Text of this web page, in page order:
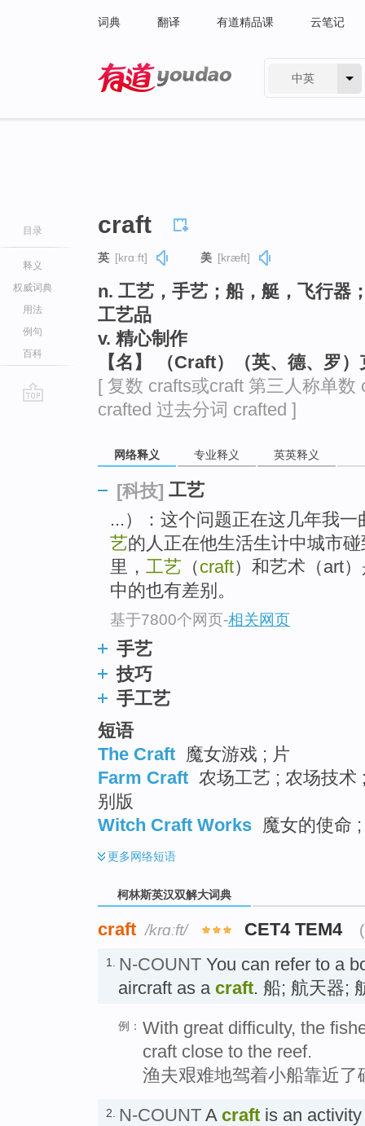
词典 翻译 有道精品课 云笔记
中英
目录
释义
权威词典
用法
例句
百科
craft
英 [krɑːft] 美 [kræft]
n. 工艺，手艺；船，艇，飞行器
工艺品
v. 精心制作
【名】 （Craft）（英、德、罗
[ 复数 crafts或craft 第三人称单
crafted 过去分词 crafted ]
网络释义 专业释义 英英释义
[科技] 工艺
...）：这个问题正在这几年我
艺的人正在他生活生计中城市
里， 工艺 （craft）和艺术（art
中的也有差别。
基于7800个网页-相关网页
手艺
技巧
手工艺
短语
The Craft 魔女游戏 ; 片
Farm Craft 农场工艺 ; 农场技术
别版
Witch Craft Works 魔女的使命
更多网络短语
柯林斯英汉双解大词典
craft /krɑːft/ CET4 TEM4
1. N-COUNT You can refer to a
aircraft as a craft. 船; 航天器;
例： With great difficulty, the
craft close to the reef.
渔夫艰难地驾着小船靠近了
2. N-COUNT A craft is an